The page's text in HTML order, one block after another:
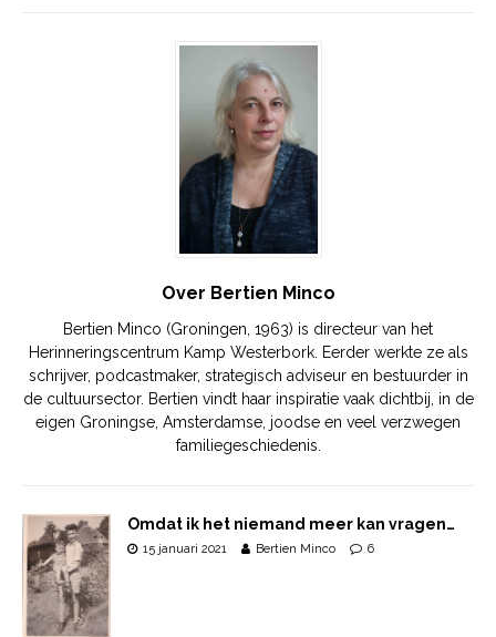
Over Bertien Minco
Bertien Minco (Groningen, 1963) is directeur van het
Herinneringscentrum Kamp Westerbork. Eerder werkte ze als
schrijver, podcastmaker, strategisch adviseur en bestuurder in
de cultuursector. Bertien vindt haar inspiratie vaak dichtbij, in de
eigen Groningse, Amsterdamse, joodse en veel verzwegen
familiegeschiedenis.
Omdat ik het niemand meer kan vragen…
15 januari 2021 Bertien Minco 6